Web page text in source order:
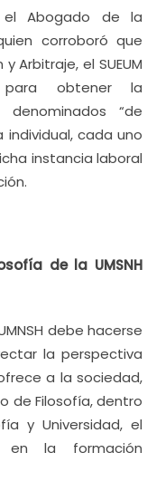
Abogado de la
corroboró que
Arbitraje, el SUEUM
para obtener la
“de
cada uno
instancia laboral
de la UMSNH
debe hacerse
la perspectiva
a la sociedad,
de Filosofía, dentro
y Universidad, el
en la formación